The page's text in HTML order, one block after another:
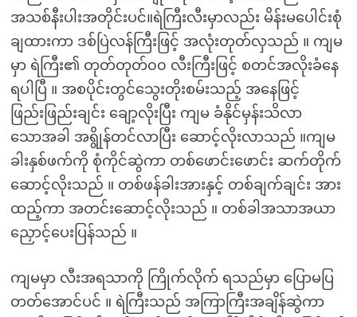
အသစ်နီးပါးအတိုင်းပင်။ရဲကြီးလီးမှာလည်း မိန်းမပေါင်းစုံ
ချထားကာ ဒစ်ပြဲလန်ကြီးဖြင့် အလုံးတုတ်လှသည် ။ ကျမ
မှာ ရဲကြီး၏ တုတ်တုတ်၀၀ လီးကြီးဖြင့် စတင်အလိုးခံနေ
ရပါပြီ ။ အစပိုင်းတွင်သွေးတိုးစမ်းသည့် အနေဖြင့်
ဖြည်းဖြည်းချင်း ချော့လိုးပြီး ကျမ ခံနိုင်မှန်းသိလာ
သောအခါ အရွိုန်တင်လာပြီး ဆောင့်လိုးလာသည် ။ကျမ
ခါးနှစ်ဖက်ကို စုံကိုင်ဆွဲကာ တစ်ဖောင်းဖောင်း ဆက်တိုက်
ဆောင့်လိုးသည် ။ တစ်ဖန်ခါးအားနှင့် တစ်ချက်ချင်း အား
ထည့်ကာ အတင်းဆောင့်လိုးသည် ။ တစ်ခါအသာအယာ
ညှောင့်ပေးပြန်သည် ။
ကျမမှာ လီးအရသာကို ကြိုက်လိုက် ရသည်မှာ ပြောမပြ
တတ်အောင်ပင် ။ ရဲကြီးသည် အကြာကြီးအချိန်ဆွဲကာ